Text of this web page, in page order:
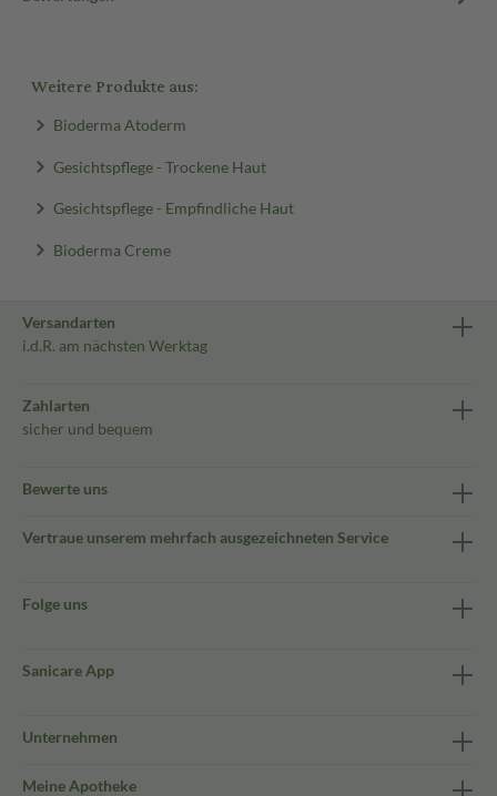
Weitere Produkte aus:
Bioderma Atoderm
Gesichtspflege - Trockene Haut
Gesichtspflege - Empfindliche Haut
Bioderma Creme
Versandarten
i.d.R. am nächsten Werktag
Zahlarten
sicher und bequem
Bewerte uns
Vertraue unserem mehrfach ausgezeichneten Service
Folge uns
Sanicare App
Unternehmen
Meine Apotheke